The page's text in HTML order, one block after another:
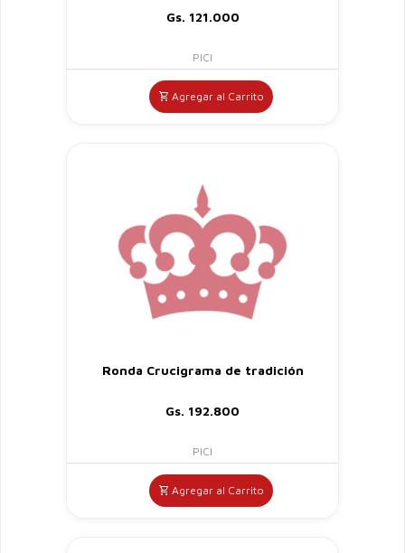
Gs. 121.000
PICI
Agregar al Carrito
Ronda Crucigrama de tradición
Gs. 192.800
PICI
Agregar al Carrito